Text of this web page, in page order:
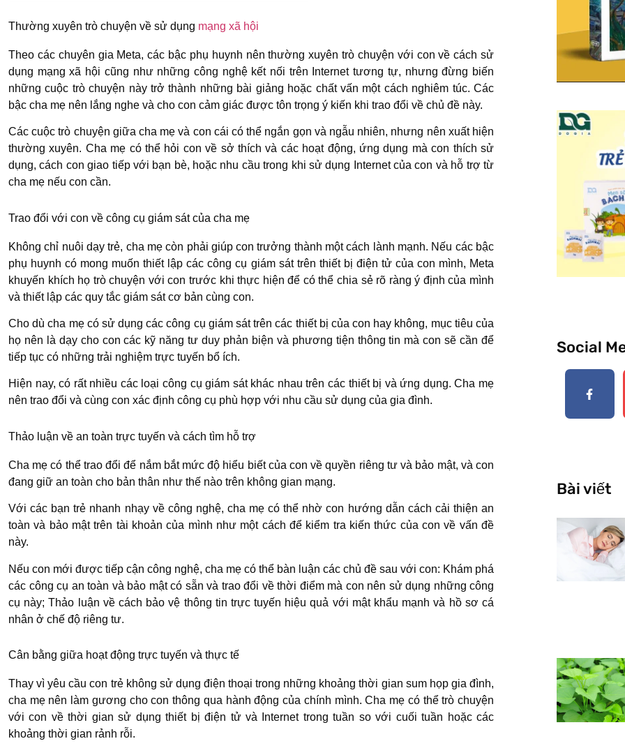
Thường xuyên trò chuyện về sử dụng mạng xã hội
Theo các chuyên gia Meta, các bậc phụ huynh nên thường xuyên trò chuyện với con về cách sử
dụng mạng xã hội cũng như những công nghệ kết nối trên Internet tương tự, nhưng đừng biến
những cuộc trò chuyện này trở thành những bài giảng hoặc chất vấn một cách nghiêm túc. Các
bậc cha mẹ nên lắng nghe và cho con cảm giác được tôn trọng ý kiến khi trao đổi về chủ đề này.
Các cuộc trò chuyện giữa cha mẹ và con cái có thể ngắn gọn và ngẫu nhiên, nhưng nên xuất hiện
thường xuyên. Cha mẹ có thể hỏi con về sở thích và các hoạt động, ứng dụng mà con thích sử
dụng, cách con giao tiếp với bạn bè, hoặc nhu cầu trong khi sử dụng Internet của con và hỗ trợ từ
cha mẹ nếu con cần.
Trao đổi với con về công cụ giám sát của cha mẹ
Không chỉ nuôi dạy trẻ, cha mẹ còn phải giúp con trưởng thành một cách lành mạnh. Nếu các bậc
phụ huynh có mong muốn thiết lập các công cụ giám sát trên thiết bị điện tử của con mình, Meta
khuyến khích họ trò chuyện với con trước khi thực hiện để có thể chia sẻ rõ ràng ý định của mình
và thiết lập các quy tắc giám sát cơ bản cùng con.
Cho dù cha mẹ có sử dụng các công cụ giám sát trên các thiết bị của con hay không, mục tiêu của
họ nên là dạy cho con các kỹ năng tư duy phản biện và phương tiện thông tin mà con sẽ cần để
tiếp tục có những trải nghiệm trực tuyến bổ ích.
Hiện nay, có rất nhiều các loại công cụ giám sát khác nhau trên các thiết bị và ứng dụng. Cha mẹ
nên trao đổi và cùng con xác định công cụ phù hợp với nhu cầu sử dụng của gia đình.
Thảo luận về an toàn trực tuyến và cách tìm hỗ trợ
Cha mẹ có thể trao đổi để nắm bắt mức độ hiểu biết của con về quyền riêng tư và bảo mật, và con
đang giữ an toàn cho bản thân như thế nào trên không gian mạng.
Với các bạn trẻ nhanh nhạy về công nghệ, cha mẹ có thể nhờ con hướng dẫn cách cải thiện an
toàn và bảo mật trên tài khoản của mình như một cách để kiểm tra kiến thức của con về vấn đề
này.
Nếu con mới được tiếp cận công nghệ, cha mẹ có thể bàn luận các chủ đề sau với con: Khám phá
các công cụ an toàn và bảo mật có sẵn và trao đổi về thời điểm mà con nên sử dụng những công
cụ này; Thảo luận về cách bảo vệ thông tin trực tuyến hiệu quả với mật khẩu mạnh và hồ sơ cá
nhân ở chế độ riêng tư.
Cân bằng giữa hoạt động trực tuyến và thực tế
Thay vì yêu cầu con trẻ không sử dụng điện thoại trong những khoảng thời gian sum họp gia đình,
cha mẹ nên làm gương cho con thông qua hành động của chính mình. Cha mẹ có thể trò chuyện
với con về thời gian sử dụng thiết bị điện tử và Internet trong tuần so với cuối tuần hoặc các
khoảng thời gian rảnh rỗi.
Social
Bài viết